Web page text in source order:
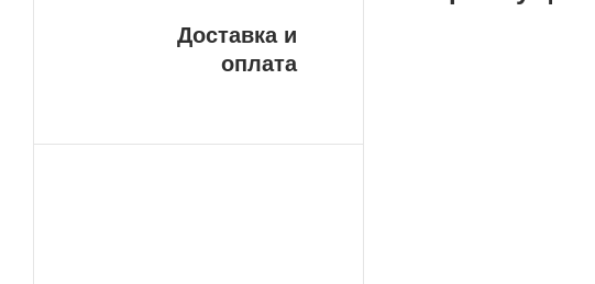
Доставка и
оплата